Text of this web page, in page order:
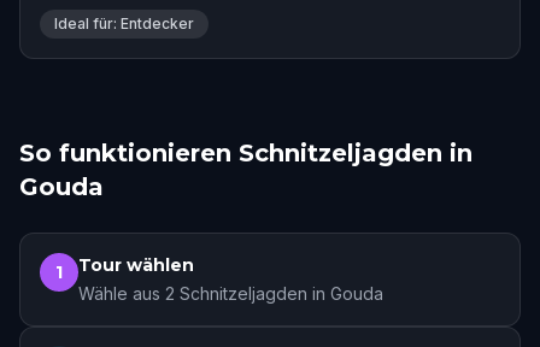
Ideal für: Entdecker
So funktionieren Schnitzeljagden in
Gouda
1 Tour wählen
Wähle aus 2 Schnitzeljagden in Gouda